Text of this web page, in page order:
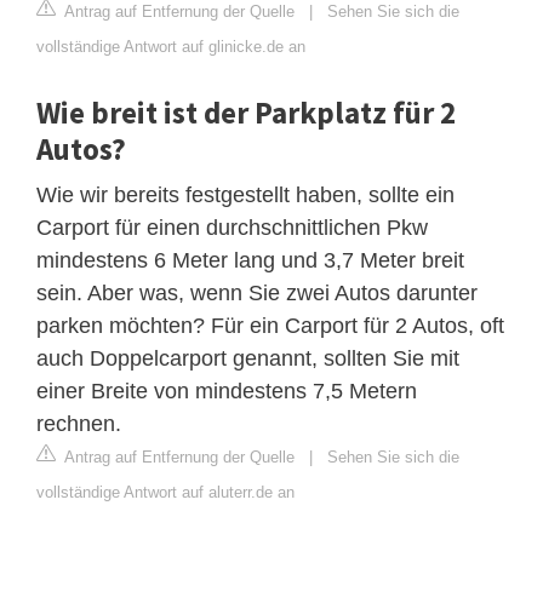
Antrag auf Entfernung der Quelle | Sehen Sie sich die
vollständige Antwort auf glinicke.de an
Wie breit ist der Parkplatz für 2
Autos?
Wie wir bereits festgestellt haben, sollte ein
Carport für einen durchschnittlichen Pkw
mindestens 6 Meter lang und 3,7 Meter breit
sein. Aber was, wenn Sie zwei Autos darunter
parken möchten? Für ein Carport für 2 Autos, oft
auch Doppelcarport genannt, sollten Sie mit
einer Breite von mindestens 7,5 Metern
rechnen.
Antrag auf Entfernung der Quelle | Sehen Sie sich die
vollständige Antwort auf aluterr.de an